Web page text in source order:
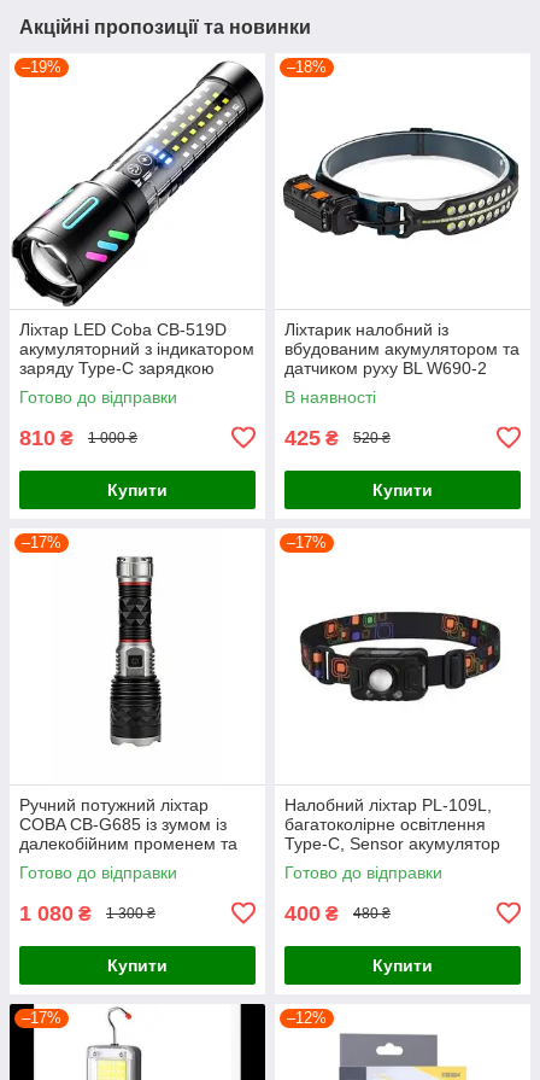
Акційні пропозиції та новинки
–19%
Ліхтар LED Coba CB-519D
акумуляторний з індикатором
заряду Type-C зарядкою
Zoom IP68 протиударний
Готово до відправки
810 ₴ 1 000 ₴
Купити
–18%
Ліхтарик налобний із
вбудованим акумулятором та
датчиком руху BL W690-2
Чорний
В наявності
425 ₴ 520 ₴
Купити
–17%
Ручний потужний ліхтар
COBA CB-G685 із зумом із
далекобійним променем та
Type-C зарядкою
Готово до відправки
1 080 ₴ 1 300 ₴
Купити
–17%
Налобний ліхтар PL-109L,
багатоколірне освітлення
Type-C, Sensor акумулятор
COB
Готово до відправки
400 ₴ 480 ₴
Купити
–17% –12%